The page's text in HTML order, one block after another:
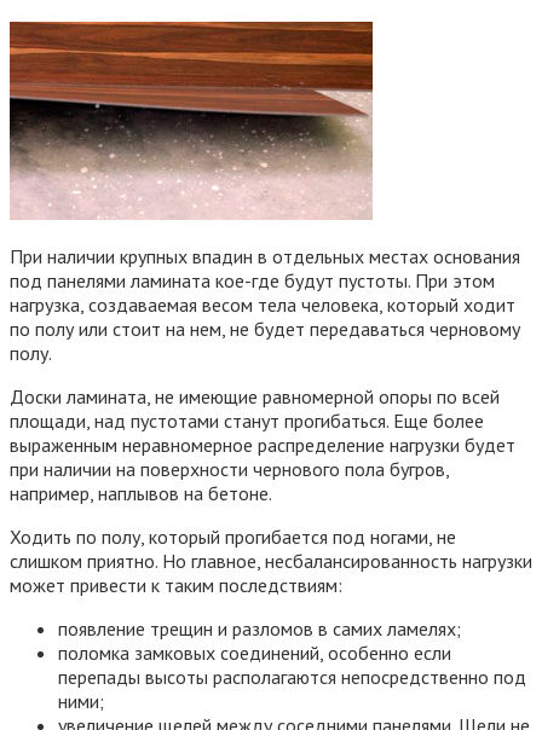
При наличии крупных впадин в отдельных местах основания
под панелями ламината кое-где будут пустоты. При этом
нагрузка, создаваемая весом тела человека, который ходит
по полу или стоит на нем, не будет передаваться черновому
полу.
Доски ламината, не имеющие равномерной опоры по всей
площади, над пустотами станут прогибаться. Еще более
выраженным неравномерное распределение нагрузки будет
при наличии на поверхности чернового пола бугров,
например, наплывов на бетоне.
Ходить по полу, который прогибается под ногами, не
слишком приятно. Но главное, несбалансированность нагрузки
может привести к таким последствиям:
появление трещин и разломов в самих ламелях;
поломка замковых соединений, особенно если
перепады высоты располагаются непосредственно под
ними;